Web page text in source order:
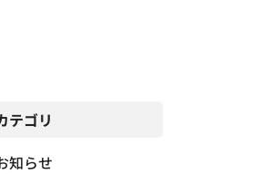
テゴリ
知らせ